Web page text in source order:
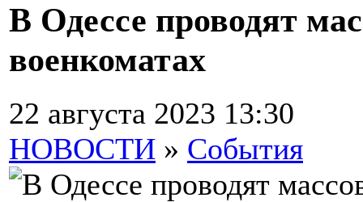
В Одессе проводят
военкоматах
22 августа 2023 13:30
НОВОСТИ » События